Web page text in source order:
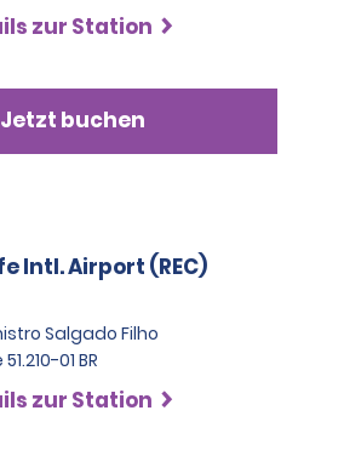
zur Station
Jetzt buchen
Intl. Airport (REC)
Salgado Filho
01 BR
zur Station